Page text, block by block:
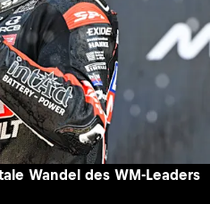
Wandel des WM-Leaders